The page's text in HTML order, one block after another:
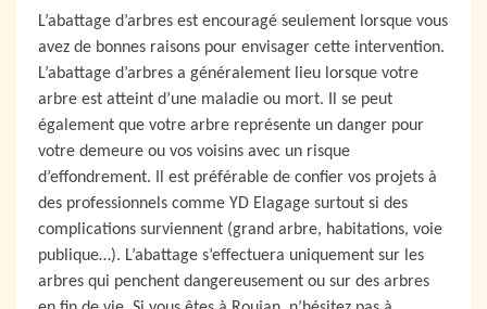
L’abattage d’arbres est encouragé seulement lorsque vous
avez de bonnes raisons pour envisager cette intervention.
L’abattage d’arbres a généralement lieu lorsque votre
arbre est atteint d’une maladie ou mort. Il se peut
également que votre arbre représente un danger pour
votre demeure ou vos voisins avec un risque
d’effondrement. Il est préférable de confier vos projets à
des professionnels comme YD Elagage surtout si des
complications surviennent (grand arbre, habitations, voie
publique…). L’abattage s’effectuera uniquement sur les
arbres qui penchent dangereusement ou sur des arbres